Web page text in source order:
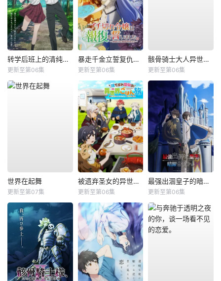
转学后班上的清纯可爱美少女，竟是小时候玩在一起的哥儿们
更新至第06集
暴走千金立誓复仇。～用魔导书之力碾碎祖国～
更新至第06集
骸骨骑士大人异世界冒险中第二季
更新至第06集
世界在起舞
更新至第07集
被遗弃圣女的异世界美食之旅用隐藏技能召唤了露营车
更新至第06集
最强出涸皇子的暗跃帝位争夺
更新至第06集